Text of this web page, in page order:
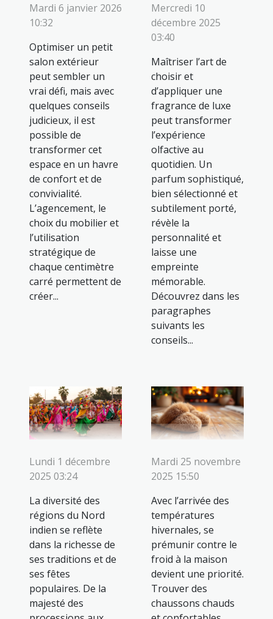
Mardi 6 janvier 2026
10:32
Optimiser un petit
salon extérieur
peut sembler un
vrai défi, mais avec
quelques conseils
judicieux, il est
possible de
transformer cet
espace en un havre
de confort et de
convivialité.
L’agencement, le
choix du mobilier et
l’utilisation
stratégique de
chaque centimètre
carré permettent de
créer...
Mercredi 10
décembre 2025
03:40
Maîtriser l’art de
choisir et
d’appliquer une
fragrance de luxe
peut transformer
l’expérience
olfactive au
quotidien. Un
parfum sophistiqué,
bien sélectionné et
subtilement porté,
révèle la
personnalité et
laisse une
empreinte
mémorable.
Découvrez dans les
paragraphes
suivants les
conseils...
Lundi 1 décembre
2025 03:24
La diversité des
régions du Nord
indien se reflète
dans la richesse de
ses traditions et de
ses fêtes
populaires. De la
majesté des
Mardi 25 novembre
2025 15:50
Avec l’arrivée des
températures
hivernales, se
prémunir contre le
froid à la maison
devient une priorité.
Trouver des
chaussons chauds